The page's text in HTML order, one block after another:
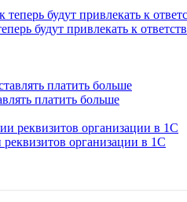
будут привлекать к
платить больше
организации в 1C